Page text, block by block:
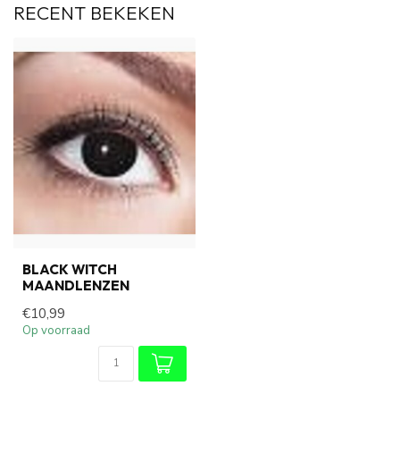
RECENT BEKEKEN
BLACK WITCH
MAANDLENZEN
€10,99
Op voorraad